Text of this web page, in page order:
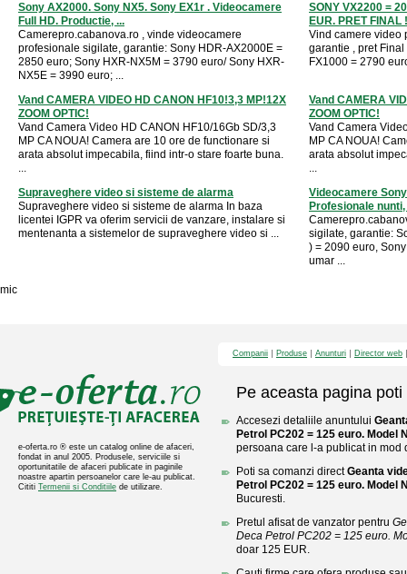
Sony AX2000. Sony NX5. Sony EX1r . Videocamere
Full HD. Productie, ...
Camerepro.cabanova.ro , vinde videocamere
profesionale sigilate, garantie: Sony HDR-AX2000E =
2850 euro; Sony HXR-NX5M = 3790 euro/ Sony HXR-
NX5E = 3990 euro; ...
SONY VX2200 =
EUR. PRET FINAL
Vind camere video
garantie , pret
FX1000 = 2790
Vand CAMERA VIDEO HD CANON HF10!3,3 MP!12X
ZOOM OPTIC!
Vand Camera Video HD CANON HF10/16Gb SD/3,3
MP CA NOUA! Camera are 10 ore de functionare si
arata absolut impecabila, fiind intr-o stare foarte buna.
...
Vand CAMERA
ZOOM OPTIC!
Vand Camera
MP CA NOUA!
arata absolut
...
Supraveghere video si sisteme de alarma
Supraveghere video si sisteme de alarma In baza
licentei IGPR va oferim servicii de vanzare, instalare si
mentenanta a sistemelor de supraveghere video si ...
Videocamere
Profesionale nunti,
sigilate, garantie:
) = 2090 euro,
umar ...
mic
e-oferta.ro ® este un catalog online de afaceri,
fondat in anul 2005. Produsele, serviciile si
oportunitatile de afaceri publicate in paginile
noastre apartin persoanelor care le-au publicat.
Cititi Termenii si Conditiile de utilizare.
Companii Produse Anunturi Director web
Pe aceasta pagina poti
Accesezi detaliile anuntului
Petrol PC202 = 125 euro. Model
persoana care l-a publicat in mod
Poti sa comanzi directGeanta
Petrol PC202 = 125 euro. Model
Bucuresti.
Pretul afisat de vanzator pentru
Deca Petrol PC202 = 125 euro.
doar 125 EUR.